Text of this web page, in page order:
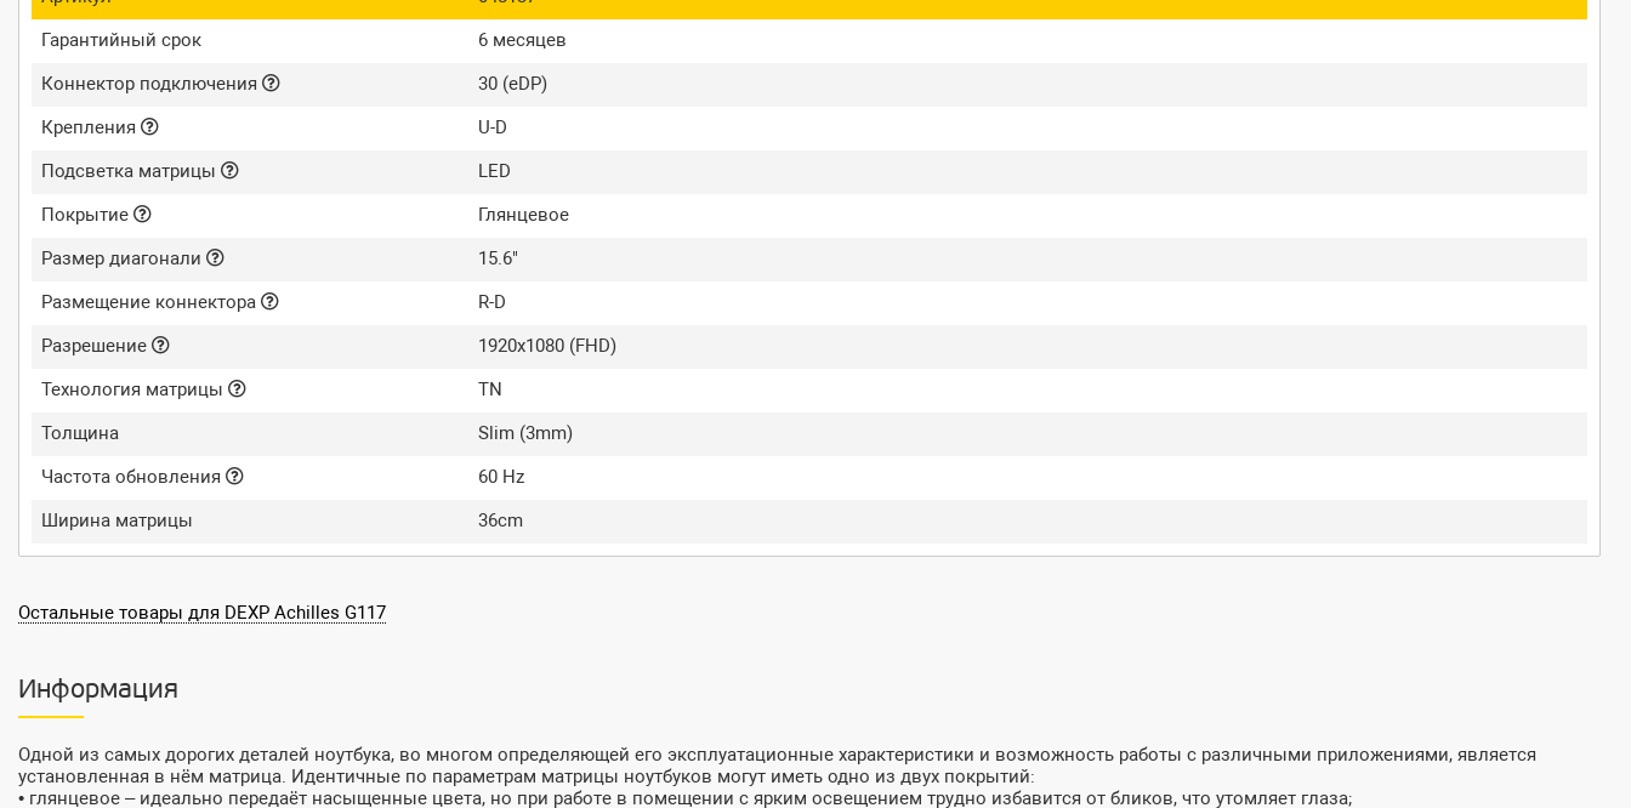
Гарантийный срок
6 месяцев
Коннектор подключения
30 (eDP)
Крепления
U-D
Подсветка матрицы
LED
Покрытие
Глянцевое
Размер диагонали
15.6"
Размещение коннектора
R-D
Разрешение
1920x1080 (FHD)
Технология матрицы
TN
Толщина
Slim (3mm)
Частота обновления
60 Hz
Ширина матрицы
36cm
Остальные товары для DEXP Achilles G117
Информация
Одной из самых дорогих деталей ноутбука, во многом определяющей его эксплуатационные характеристики и возможность работы с различными приложениями, является
установленная в нём матрица. Идентичные по параметрам матрицы ноутбуков могут иметь одно из двух покрытий:
• глянцевое – идеально передаёт насыщенные цвета, но при работе в помещении с ярким освещением трудно избавится от бликов, что утомляет глаза;